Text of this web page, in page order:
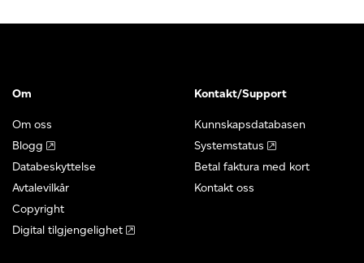
Om
Om oss
Blogg
Databeskyttelse
Avtalevilkår
Copyright
Digital tilgjengelighet
Kontakt/Support
Kunnskapsdatabasen
Systemstatus
Betal faktura med kort
Kontakt oss